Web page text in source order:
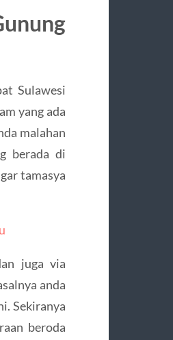
Sulawesi
yang ada
malahan
berada di
tamasya
juga via
anda
Sekiranya
beroda